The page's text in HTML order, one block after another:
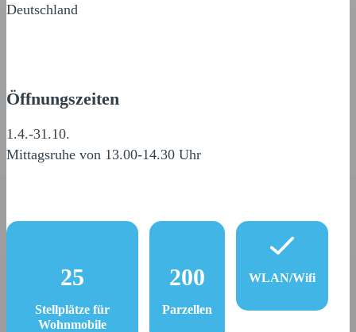
Deutschland
Öffnungszeiten
1.4.-31.10.
Mittagsruhe von 13.00-14.30 Uhr
25
Stellplätze für
Wohnmobile
200
Parzellen
WLAN/Wifi